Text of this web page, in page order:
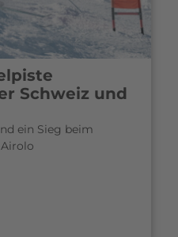
Schweiz und
ein Sieg beim